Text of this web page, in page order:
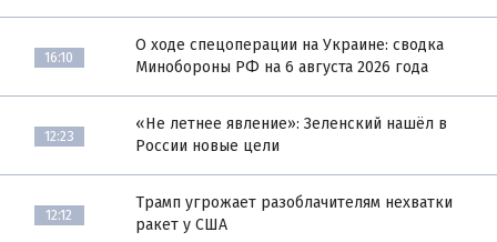
16:10
О ходе спецоперации на Украине: сводка
Минобороны РФ на 6 августа 2026 года
12:23
«Не летнее явление»: Зеленский нашёл в
России новые цели
12:12
Трамп угрожает разоблачителям нехватки
ракет у США